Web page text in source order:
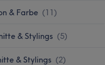
& Farbe (11)
& Stylings (5)
& Stylings (2)